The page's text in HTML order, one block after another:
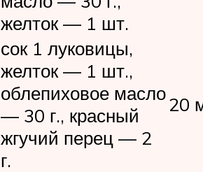
желток — 1 шт.
сок 1 луковицы,
желток — 1 шт.,
облепиховое масло
— 30 г., красный
жгучий перец — 2
г.
20